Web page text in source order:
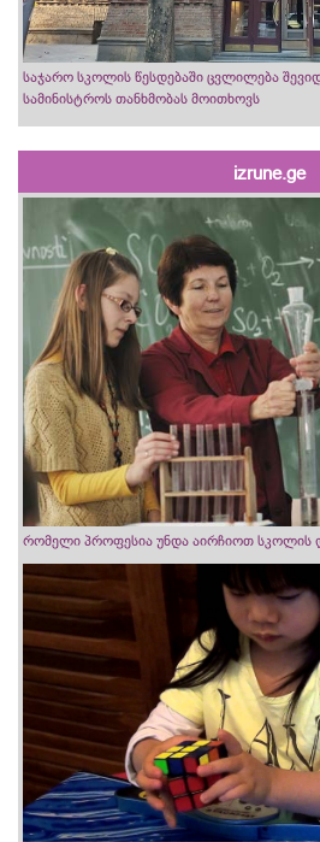
საჯარო სკოლის წესდებაში ცვლილება
სამინისტროს თანხმობას მოითხოვს
izrune.ge
რომელი პროფესია უნდა აირჩიოთ სკოლის